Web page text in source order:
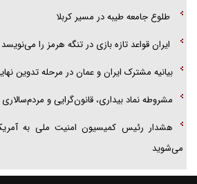
طلوع جامعه طیبه در مسیر کربلا
ایران قواعد تازه بازی در تنگه هرمز را می‌نویسد
بیانیه مشترک ایران و عمان در مرحله تدوین
مشروطه نماد بیداری، قانون‌گرایی و
هشدار رئیس کمیسیون امنیت ملی به
می‌شوید